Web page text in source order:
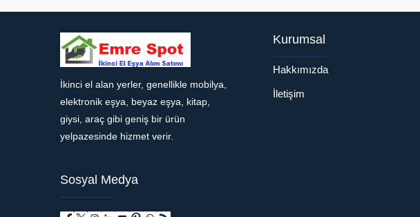
İkinci el alan yerler, genellikle mobilya,
elektronik eşya, beyaz eşya, kitap,
giysi, araç gibi geniş bir ürün
yelpazesinde hizmet verir.
Sosyal Medya
Kurumsal
Hakkımızda
İletişim
Müşteri Temsilcisi
Cevap Yaz